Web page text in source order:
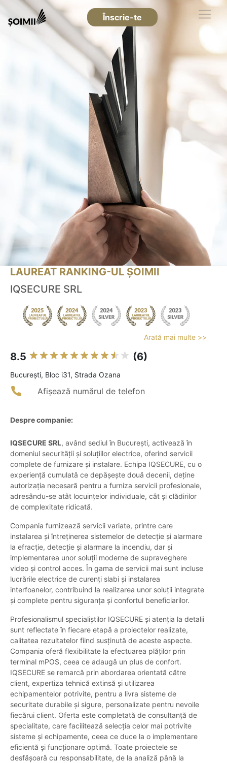
Înscrie-te
LAUREAT RANKING-UL ȘOIMII
IQSECURE SRL
Arată mai multe >>
8.5 (6)
Bucureşti, Bloc i31, Strada Ozana
Afișează numărul de telefon
Despre companie:
IQSECURE SRL, având sediul în București, activează în
domeniul securității și soluțiilor electrice, oferind servicii
complete de furnizare și instalare. Echipa IQSECURE, cu o
experiență cumulată ce depășește două decenii, deține
autorizația necesară pentru a furniza servicii profesionale,
adresându-se atât locuințelor individuale, cât și clădirilor
de complexitate ridicată.
Compania furnizează servicii variate, printre care
instalarea și întreținerea sistemelor de detecție și alarmare
la efracție, detecție și alarmare la incendiu, dar și
implementarea unor soluții moderne de supraveghere
video și control acces. În gama de servicii mai sunt incluse
lucrările electrice de curenți slabi și instalarea
interfoanelor, contribuind la realizarea unor soluții integrate
și complete pentru siguranța și confortul beneficiarilor.
Profesionalismul specialiștilor IQSECURE și atenția la detalii
sunt reflectate în fiecare etapă a proiectelor realizate,
calitatea rezultatelor fiind susținută de aceste aspecte.
Compania oferă flexibilitate la efectuarea plăților prin
terminal mPOS, ceea ce adaugă un plus de confort.
IQSECURE se remarcă prin abordarea orientată către
client, expertiza tehnică extinsă și utilizarea
echipamentelor potrivite, pentru a livra sisteme de
securitate durabile și sigure, personalizate pentru nevoile
fiecărui client. Oferta este completată de consultanță de
specialitate, care facilitează selecția celor mai potrivite
sisteme și echipamente, ceea ce duce la o implementare
eficientă și funcționare optimă. Toate proiectele se
desfășoară cu responsabilitate, de la analiză până la